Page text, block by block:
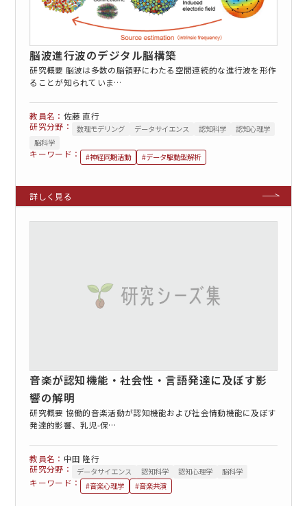
EN アクセス お問合せ
脳波進行波のデジタル脳構築
研究概要 脳波は多数の脳領野にわたる空間連続的な進行波を形作
ることが知られていま…
佐藤 直行
研究分野：
数理モデリング データサイエンス 認知科学
認知心理学
脳科学
キーワード： #神経同期活動 #データ駆動型解析
音楽が認知機能・社会性・言語発達に及ぼす影
響の解明
研究概要 協働的音楽活動が認知機能および社会情動機能に及ぼす
発達的影響、乳児-保…
中田 隆行
研究分野：
データサイエンス 認知科学 認知心理学 脳科学
キーワード： #音楽心理学 #音楽共演